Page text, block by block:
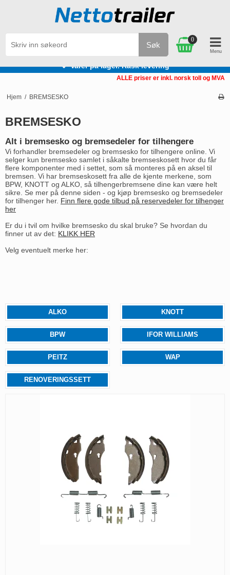
Varer på lager. Rask levering
Søk
0
ALLE priser er inkl. norsk toll og MVA
Hjem / BREMSESKO
BREMSESKO
Alt i bremsesko og bremsedeler for tilhengere
Vi forhandler bremsedeler og bremsesko for tilhengere online. Vi
selger kun bremsesko samlet i såkalte bremseskosett hvor du får
flere komponenter med i settet, som så monteres på en aksel til
bremsen. Vi har bremseskosett fra alle de kjente merkene, som
BPW, KNOTT og ALKO, så tilhengerbremsene dine kan være helt
sikre. Se mer på denne siden - og kjøp bremsesko og bremsedeler
for tilhenger her. Finn flere gode tilbud på reservedeler for tilhenger
her
Er du i tvil om hvilke bremsesko du skal bruke? Se hvordan du
finner ut av det: KLIKK HER
Velg eventuelt merke her:
ALKO KNOTT
BPW IFOR WILLIAMS
PEITZ WAP
RENOVERINGSSETT